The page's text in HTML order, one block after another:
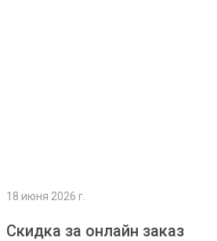
18 июня 2026 г.
Скидка за онлайн заказ